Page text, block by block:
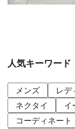
人気キーワード
メンズ レデ
ネクタイ
イ
コーディネート